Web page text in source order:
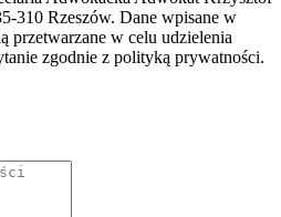
310 Rzeszów. Dane wpisane w
przetwarzane w celu udzielenia
zgodnie z polityką prywatności.